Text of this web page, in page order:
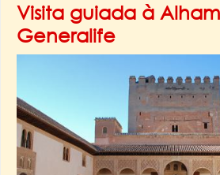
Visita guiada à
Generalife